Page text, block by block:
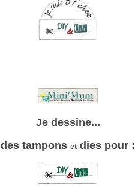
Je dessine...
des tampons et dies pour :